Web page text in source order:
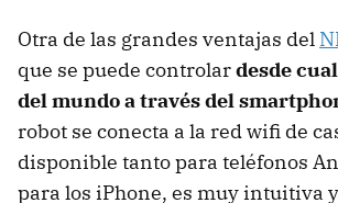
Otra de las grandes ventajas del
que se puede controlardesde
del mundo a través del
robot se conecta a la red wifi de
disponible tanto para teléfonos
para los iPhone, es muy intuitiva